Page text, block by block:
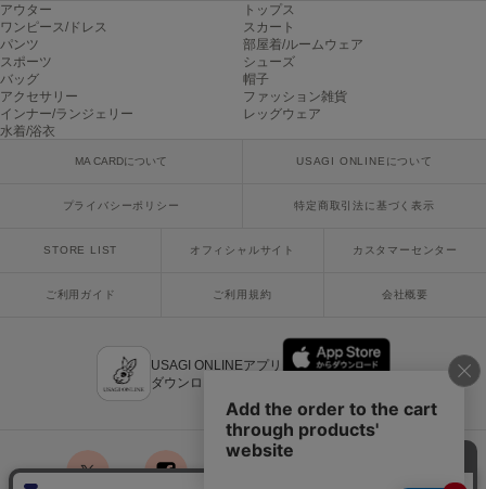
Mila Owen
ミラオーウェン
MOIGE
モワージュ
MUCHA
ニューバランス
nezu
null.
アウター
トップス
ワンピース/ドレス
スカート
パンツ
部屋着/ルームウェア
スポーツ
シューズ
バッグ
帽子
アクセサリー
ファッション雑貨
インナー/ランジェリー
レッグウェア
水着/浴衣
MA CARDについて USAGI ONLINEについて
プライバシーポリシー 特定商取引法に基づく表示
STORE LIST オフィシャルサイト カスタマーセンター
ご利用ガイド ご利用規約 会社概要
USAGI ONLINEアプリ
ダウンロードはこちら